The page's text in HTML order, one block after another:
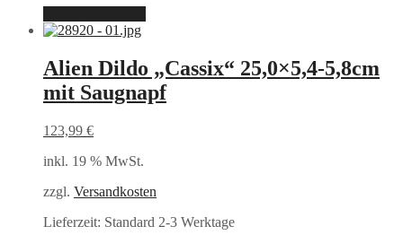
Alien Dildo „Cassix“ 25,0×5,4-5,8cm
mit Saugnapf
123,99 €
inkl. 19 % MwSt.
zzgl. Versandkosten
Lieferzeit: Standard 2-3 Werktage